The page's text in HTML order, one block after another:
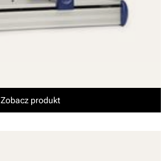
Zobacz produkt